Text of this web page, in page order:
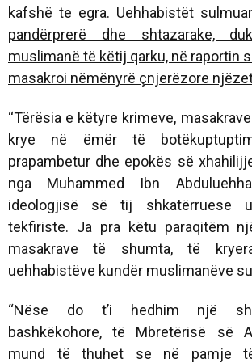
kafshë te egra. Uehhabistët
pandërprerë dhe shtazarake,
muslimanë të këtij qarku, në raportin
masakroi nëmënyrë çnjerëzore
“Tërësia e këtyre krimeve,
krye në ëmër të
prapambetur dhe epokës së
nga Muhammed Ibn
ideologjisë së tij shkatërruese
tekfiriste. Ja pra këtu paraqitëm
masakrave të shumta, të
uehhabistëve kundër muslimanëve
“Nëse do t’i hedhim një
bashkëkohore, të Mbretërisë së
mund të thuhet se në pamje